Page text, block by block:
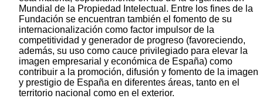
Mundial de la Propiedad Intelectual. Entre los fines de la
Fundación se encuentran también el fomento de su
internacionalización como factor impulsor de la
competitividad y generador de progreso (favoreciendo,
además, su uso como cauce privilegiado para elevar la
imagen empresarial y económica de España) como
contribuir a la promoción, difusión y fomento de la imagen
y prestigio de España en diferentes áreas, tanto en el
territorio nacional como en el exterior.